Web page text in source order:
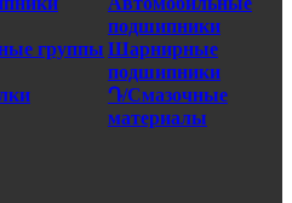
подшипники
группы Шарнирные
подшипники
Դ/Смазочные
материалы